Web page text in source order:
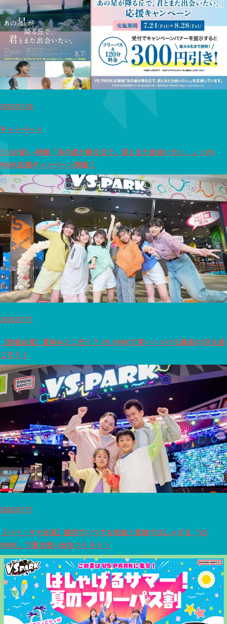
2026.07.24
キャンペーン
7/24(金)～映画『あの星が降る丘で、君とまた出会いたい。』×VS
PARK応援キャンペーン開催！
2026.07.17
【若者必見】夏休みどこ行く？ VS PARKで笑いハジける最高の1日を過
ごそう！
2026.07.17
【パパ・ママ必見】屋内でいつでも快適！家族ではしゃげる「VS
PARK」で夏の思い出をつくろう！